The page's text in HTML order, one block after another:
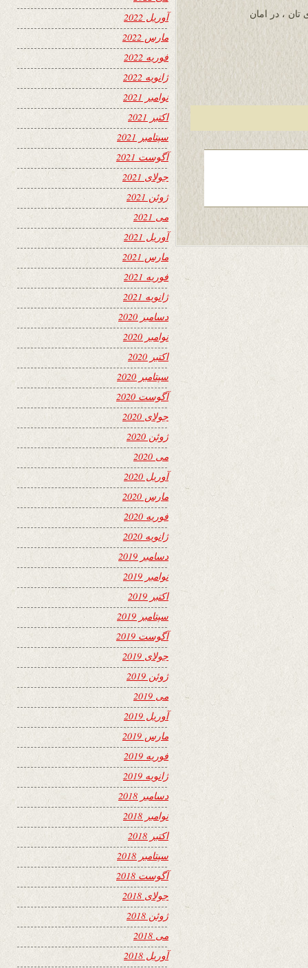
، در امان
آوریل 2022
مارس 2022
فوریه 2022
ژانویه 2022
نوامبر 2021
اکتبر 2021
سپتامبر 2021
آگوست 2021
جولای 2021
ژوئن 2021
می 2021
آوریل 2021
مارس 2021
فوریه 2021
ژانویه 2021
دسامبر 2020
نوامبر 2020
اکتبر 2020
سپتامبر 2020
آگوست 2020
جولای 2020
ژوئن 2020
می 2020
آوریل 2020
مارس 2020
فوریه 2020
ژانویه 2020
دسامبر 2019
نوامبر 2019
اکتبر 2019
سپتامبر 2019
آگوست 2019
جولای 2019
ژوئن 2019
می 2019
آوریل 2019
مارس 2019
فوریه 2019
ژانویه 2019
دسامبر 2018
نوامبر 2018
اکتبر 2018
سپتامبر 2018
آگوست 2018
جولای 2018
ژوئن 2018
می 2018
آوریل 2018